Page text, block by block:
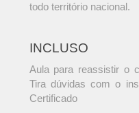
todo território nacional.
INCLUSO
Aula para reassistir o
Tira dúvidas com o
Certificado